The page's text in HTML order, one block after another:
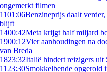
ongemerkt filmen
1101:06Benzineprijs daalt
blijft
1400:42Meta krijgt half miljard
1900:12Vier aanhoudingen na
van Breda
1823:32Italië hindert reizigers uit
11 23:30Smokkelbende opgerold